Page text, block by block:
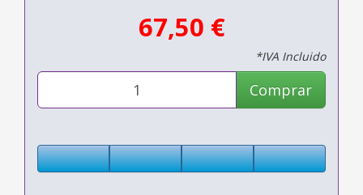
67,50 €
*IVA Incluido
Comprar